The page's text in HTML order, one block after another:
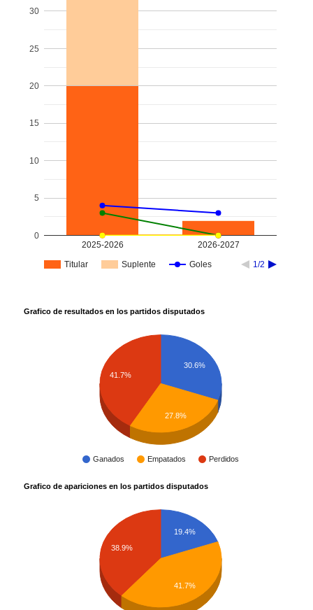
Titular Suplente Goles 1/2
2025-2026 2026-2027
0
5
10
15
20
25
30
Grafico de resultados en los partidos disputados
Ganados Empatados Perdidos
30.6%
41.7%
27.8%
Grafico de apariciones en los partidos disputados
19.4%
38.9%
41.7%